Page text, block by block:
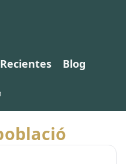
Recientes
Blog